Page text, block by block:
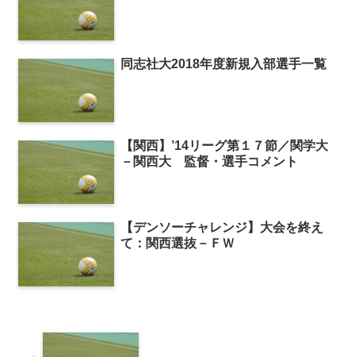
同志社大2018年度新規入部選手一覧
【関西】’14リーグ第１７節／関学大
－関西大 監督・選手コメント
【デンソーチャレンジ】大会を終え
て：関西選抜－ＦＷ